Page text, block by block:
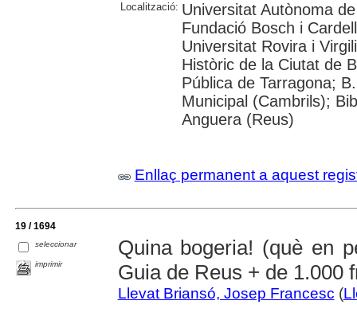
Localització: Universitat Autònoma
Fundació Bosch i
Universitat Rovira i
Històric de la Ciutat de
Pública de Tarragona;
Municipal (Cambrils);
Anguera (Reus)
Enllaç permanent a aquest
19 / 1694
seleccionar
imprimir
Quina bogeria! (què en
Guia de Reus + de 1.000
Llevat Briansó, Josep Francesc (